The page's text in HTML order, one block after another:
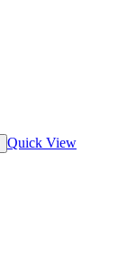
Quick View